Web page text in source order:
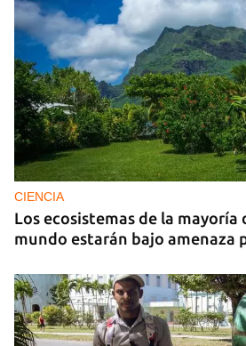
CIENCIA
Los ecosistemas de la mayoría
mundo estarán bajo amenaza